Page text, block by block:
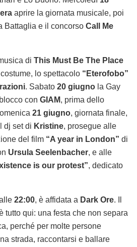
aprire la giornata musicale, poi
Battaglia e il concorso Call Me
di This Must Be The Place
lo spettacolo “Eterofobo”
. Sabato 20 giugno la Gay
con GIAM, prima dello
21 giugno, giornata finale,
dj set di Kristine, prosegue alle
del film “A year in London” di
Ursula Seelenbacher, e alle
is our protest”, dedicato
22:00, è affidata a Dark Ore. Il
tutto qui: una festa che non separa
perché per molte persone
strada, raccontarsi e ballare